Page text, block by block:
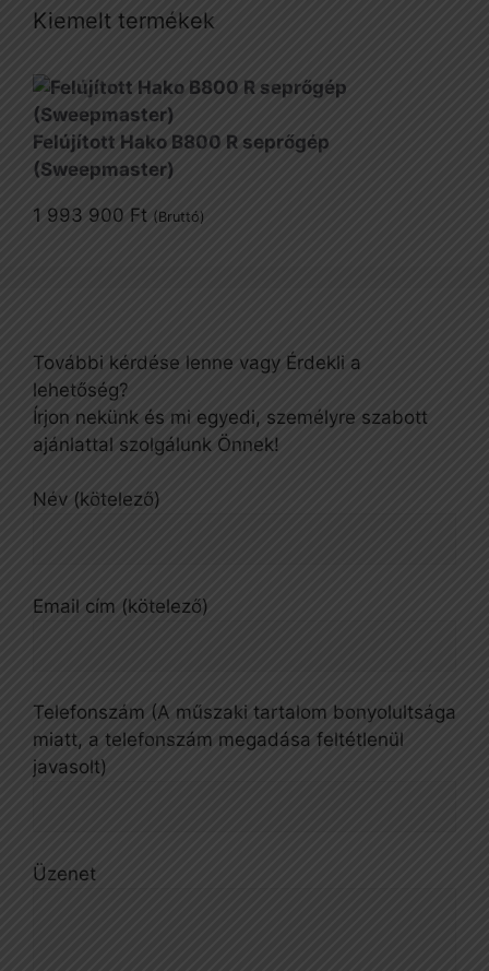
Kiemelt termékek
Felújított Hako B800 R seprőgép
(Sweepmaster)
1 993 900 Ft (Bruttó)
További kérdése lenne vagy Érdekli a
lehetőség?
Írjon nekünk és mi egyedi, személyre szabott
ajánlattal szolgálunk Önnek!
Név (kötelező)
Email cím (kötelező)
Telefonszám (A műszaki tartalom bonyolultsága
miatt, a telefonszám megadása feltétlenül
javasolt)
Üzenet